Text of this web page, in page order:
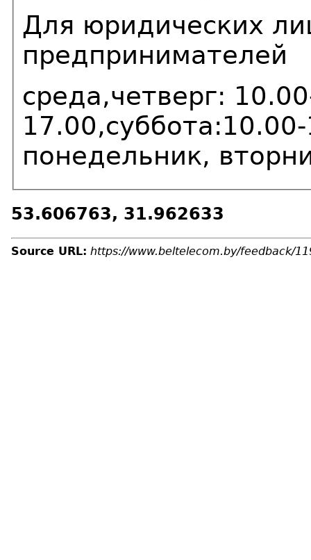
Для юридических
предпринимателей
среда,четверг:
понедельник,
53.606763, 31.962633
Source URL: https://www.beltelecom.by/feedback/